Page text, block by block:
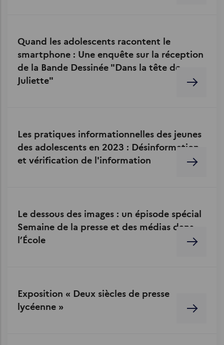
Quand les adolescents racontent le
smartphone : Une enquête sur la réception
de la Bande Dessinée "Dans la tête de
Juliette"
Les pratiques informationnelles des jeunes
des adolescents en 2023 : Désinformation
et vérification de l'information
Le dessous des images : un épisode spécial
Semaine de la presse et des médias dans
l’École
Exposition « Deux siècles de presse
lycéenne »